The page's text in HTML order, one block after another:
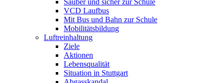
Sauber und sicher zur Schule
VCD Laufbus
Mit Bus und Bahn zur Schule
Mobilitätsbildung
Luftreinhaltung
Ziele
Aktionen
Lebensqualität
Situation in Stuttgart